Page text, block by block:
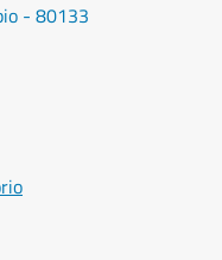
- 80133